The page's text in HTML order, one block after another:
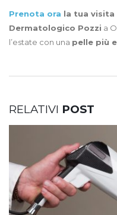
Prenota ora la tua visita
Dermatologico Pozzi a
l’estate con una pelle più
RELATIVI POST